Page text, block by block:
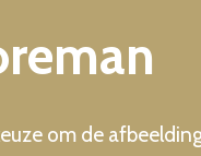
om de